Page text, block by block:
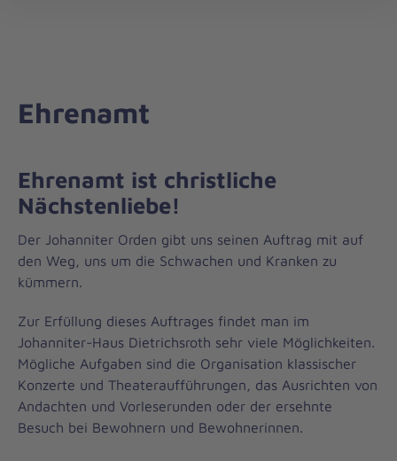
Ehrenamt
Ehrenamt ist christliche
Nächstenliebe!
Der Johanniter Orden gibt uns seinen Auftrag mit auf
den Weg, uns um die Schwachen und Kranken zu
kümmern.
Zur Erfüllung dieses Auftrages findet man im
Johanniter-Haus Dietrichsroth sehr viele Möglichkeiten.
Mögliche Aufgaben sind die Organisation klassischer
Konzerte und Theateraufführungen, das Ausrichten von
Andachten und Vorleserunden oder der ersehnte
Besuch bei Bewohnern und Bewohnerinnen.